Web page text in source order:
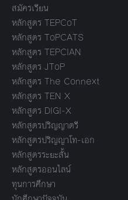
สมัครเรียน
หลักสูตร TEPCoT
หลักสูตร ToPCATS
หลักสูตร TEPCIAN
หลักสูตร JToP
หลักสูตร The Connext
หลักสูตร TEN X
หลักสูตร DIGI-X
หลักสูตรปริญญาตรี
หลักสูตรปริญญาโท-เอก
หลักสูตรระยะสั้น
หลักสูตรออนไลน์
ทุนการศึกษา